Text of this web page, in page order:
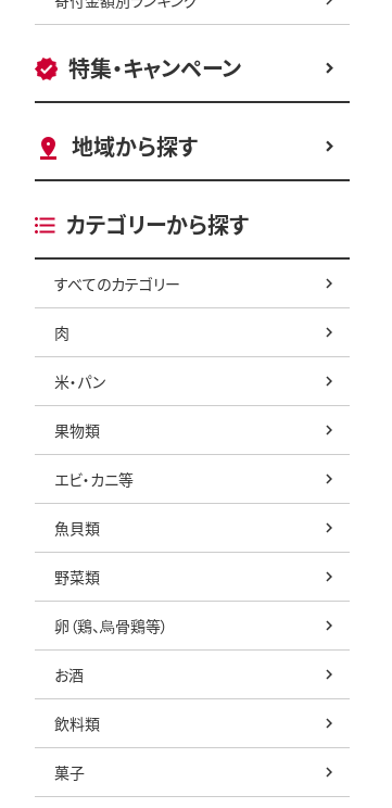
特集・キャンペーン
地域から探す
カテゴリーから探す
すべてのカテゴリー
肉
米・パン
果物類
エビ・カニ等
魚貝類
野菜類
卵（鶏、烏骨鶏等）
お酒
飲料類
菓子